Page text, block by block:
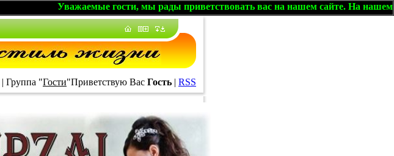
Уважаемые гости, мы рады приветствовать вас на нашем сайте. На нашем
| Группа "Гости"Приветствую Вас Гость | RSS